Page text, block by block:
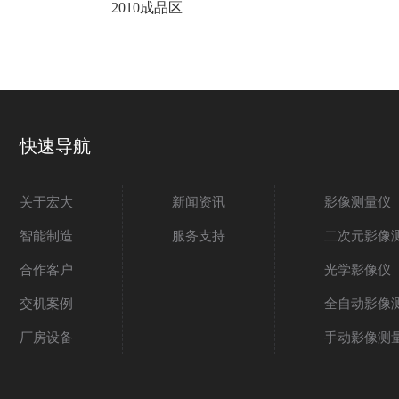
2010成品区
快速导航
关于宏大
智能制造
合作客户
交机案例
厂房设备
新闻资讯
服务支持
影像测量仪
二次元影像
光学影像仪
全自动影像
手动影像测